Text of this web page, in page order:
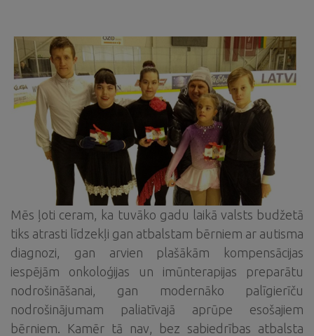
Mēs ļoti ceram, ka tuvāko gadu laikā valsts budžetā
tiks atrasti līdzekļi gan atbalstam bērniem ar autisma
diagnozi, gan arvien plašākām kompensācijas
iespējām onkoloģijas un imūnterapijas preparātu
nodrošināšanai, gan modernāko palīgierīču
nodrošinājumam paliatīvajā aprūpe esošajiem
bērniem. Kamēr tā nav, bez sabiedrības atbalsta